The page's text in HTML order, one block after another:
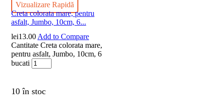
Vizualizare Rapidă
Creta colorata mare, pentru
asfalt, Jumbo, 10cm, 6...
lei13.00 Add to Compare
Cantitate Creta colorata mare,
pentru asfalt, Jumbo, 10cm, 6
bucati
10 în stoc